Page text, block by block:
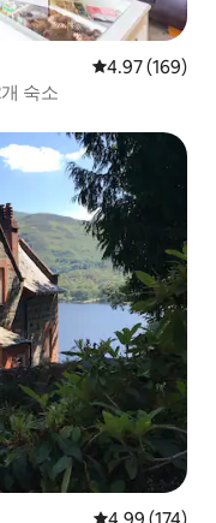
평점 4.97점(5
4.97 (169)
숙소